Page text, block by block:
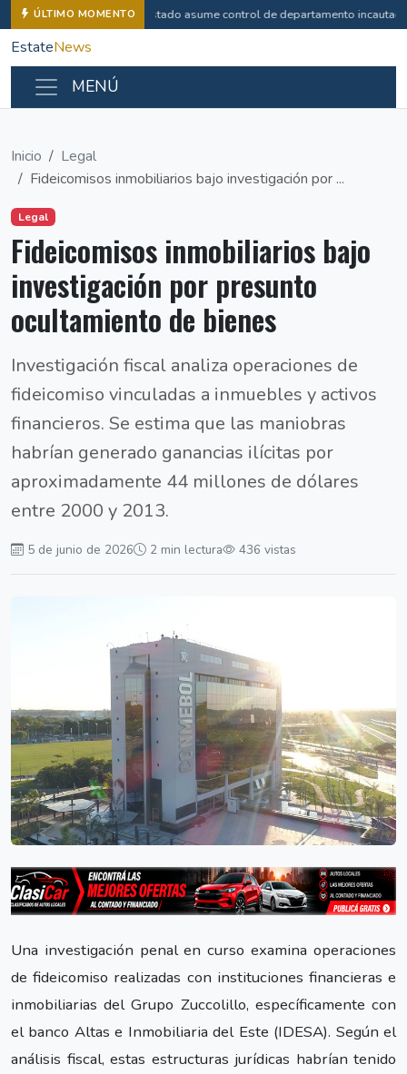
ÚLTIMO MOMENTO Estado asume control de departamento
EstateNews
MENÚ
Inicio
Legal
Fideicomisos inmobiliarios bajo investigación por ...
Legal
Fideicomisos inmobiliarios bajo
investigación por presunto
ocultamiento de bienes
Investigación fiscal analiza operaciones de
fideicomiso vinculadas a inmuebles y activos
financieros. Se estima que las maniobras
habrían generado ganancias ilícitas por
aproximadamente 44 millones de dólares
entre 2000 y 2013.
5 de junio de 2026 2 min lectura 436 vistas
Una investigación penal en curso examina operaciones
de fideicomiso realizadas con instituciones financieras e
inmobiliarias del Grupo Zuccolillo, específicamente con
el banco Altas e Inmobiliaria del Este (IDESA). Según el
análisis fiscal, estas estructuras jurídicas habrían tenido